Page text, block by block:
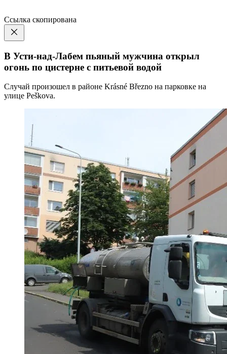
Ссылка скопирована
В Усти-над-Лабем пьяный мужчина открыл
огонь по цистерне с питьевой водой
Случай произошел в районе Krásné Březno на парковке на
улице Peškova.